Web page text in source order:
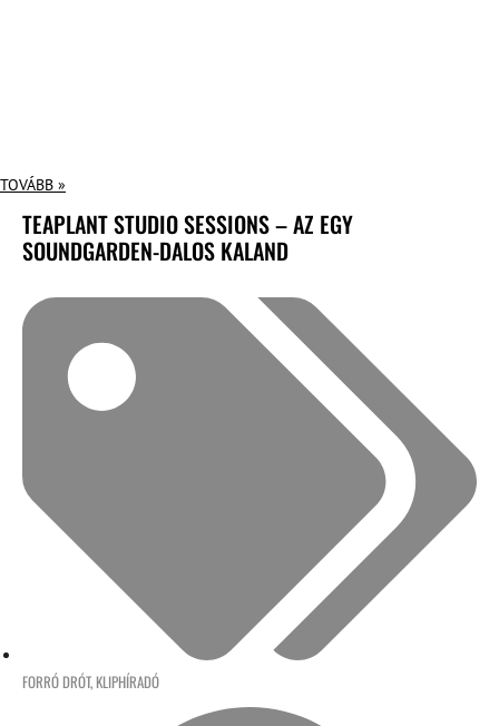
TOVÁBB »
TEAPLANT STUDIO SESSIONS – AZ EGY
SOUNDGARDEN-DALOS KALAND
FORRÓ DRÓT, KLIPHÍRADÓ